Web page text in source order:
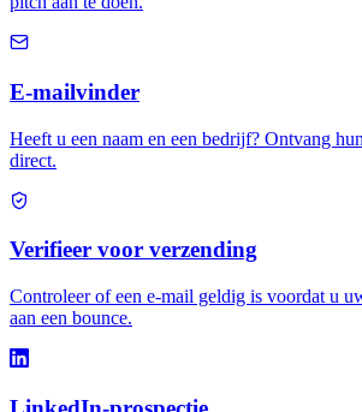
E-mailvinder
Heeft u een naam en een bedrijf? Ontvang
direct.
Verifieer voor verzending
Controleer of een e-mail geldig is voordat u
aan een bounce.